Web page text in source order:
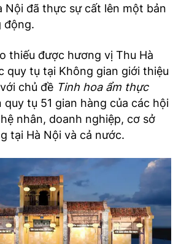
Nội đã thực sự cất lên một bản
động.
thiếu được hương vị Thu Hà
quy tụ tại Không gian giới thiệu
chủ đề Tinh hoa ẩm thực
quy tụ 51 gian hàng của các hội
nhân, doanh nghiệp, cơ sở
tại Hà Nội và cả nước.